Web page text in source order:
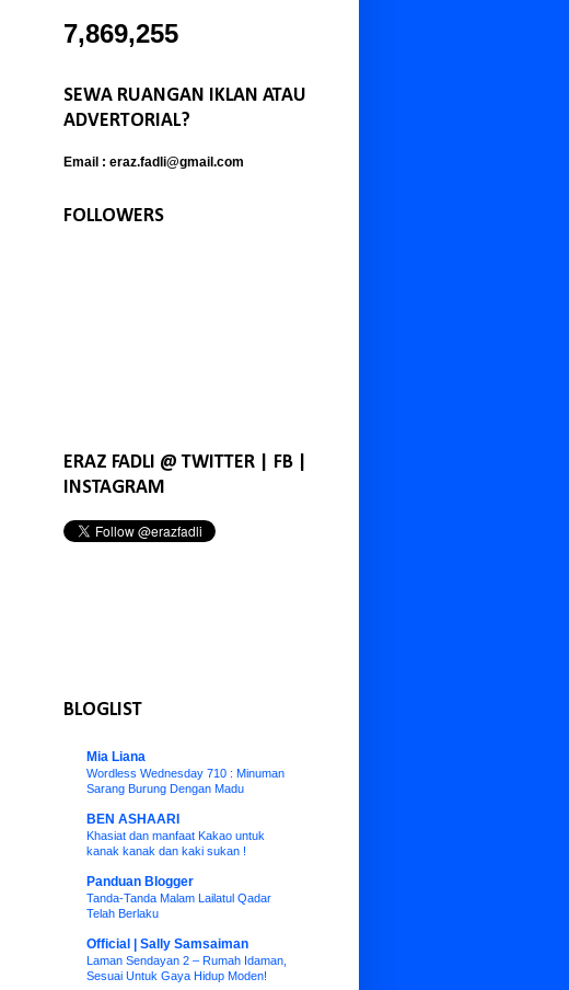
7,869,255
SEWA RUANGAN IKLAN ATAU
ADVERTORIAL?
Email : eraz.fadli@gmail.com
FOLLOWERS
ERAZ FADLI @ TWITTER | FB |
INSTAGRAM
BLOGLIST
Mia Liana
Wordless Wednesday 710 : Minuman
Sarang Burung Dengan Madu
BEN ASHAARI
Khasiat dan manfaat Kakao untuk
kanak kanak dan kaki sukan !
Panduan Blogger
Tanda-Tanda Malam Lailatul Qadar
Telah Berlaku
Official | Sally Samsaiman
Laman Sendayan 2 – Rumah Idaman,
Sesuai Untuk Gaya Hidup Moden!